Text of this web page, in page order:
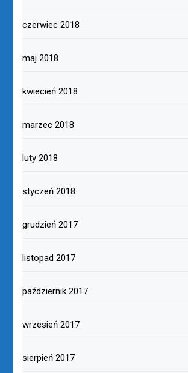
czerwiec 2018
maj 2018
kwiecień 2018
marzec 2018
luty 2018
styczeń 2018
grudzień 2017
listopad 2017
październik 2017
wrzesień 2017
sierpień 2017